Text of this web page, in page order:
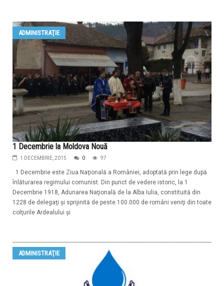
ADMINISTRAŢIE
1 Decembrie la Moldova Nouă
1 DECEMBRIE, 2015 0 97
1 Decembrie este Ziua Naţională a României, adoptată prin lege după
înlăturarea regimului comunist. Din punct de vedere istoric, la 1
Decembrie 1918, Adunarea Naţională de la Alba Iulia, constituită din
1228 de delegaţi şi sprijinită de peste 100.000 de români veniţi din toate
colţurile Ardealului şi
ADMINISTRAŢIE